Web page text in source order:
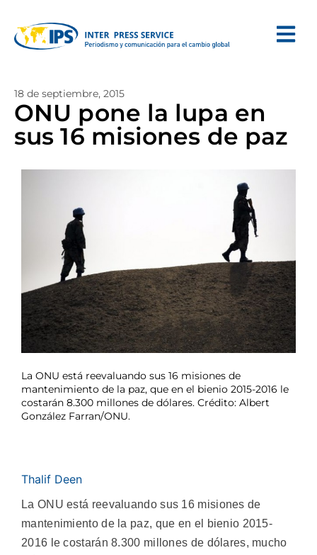
18 de septiembre, 2015
ONU pone la lupa en
sus 16 misiones de paz
La ONU está reevaluando sus 16 misiones de
mantenimiento de la paz, que en el bienio 2015-2016 le
costarán 8.300 millones de dólares. Crédito: Albert
González Farran/ONU.
Thalif Deen
La ONU está reevaluando sus 16 misiones de
mantenimiento de la paz, que en el bienio 2015-
2016 le costarán 8.300 millones de dólares, mucho